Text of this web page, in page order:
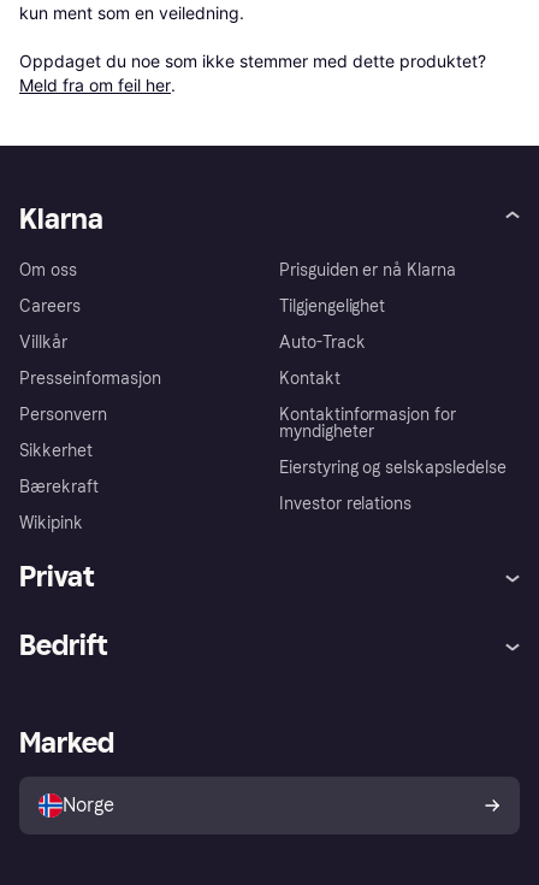
kun ment som en veiledning.
Oppdaget du noe som ikke stemmer med dette produktet?
Meld fra om feil her.
Klarna
Om oss
Careers
Villkår
Presseinformasjon
Personvern
Sikkerhet
Bærekraft
Wikipink
Prisguiden er nå Klarna
Tilgjengelighet
Auto-Track
Kontakt
Kontaktinformasjon for
myndigheter
Eierstyring og selskapsledelse
Investor relations
Privat
Utforsk butikker
Bedrift
Merchant portal
Marked
Norge